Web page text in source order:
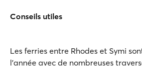
Conseils utiles
Les ferries entre Rhodes et Symi
l'année avec de nombreuses